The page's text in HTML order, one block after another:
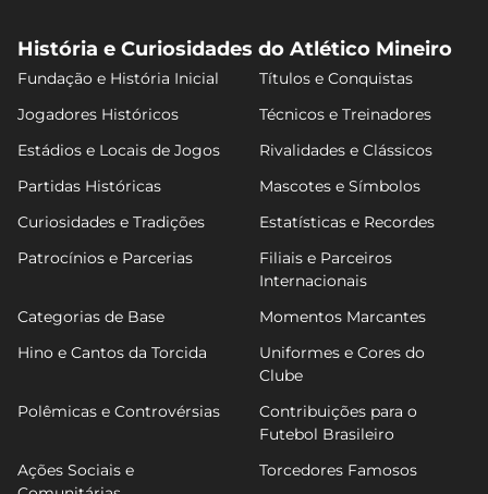
História e Curiosidades do Atlético Mineiro
Fundação e História Inicial
Títulos e Conquistas
Jogadores Históricos
Técnicos e Treinadores
Estádios e Locais de Jogos
Rivalidades e Clássicos
Partidas Históricas
Mascotes e Símbolos
Curiosidades e Tradições
Estatísticas e Recordes
Patrocínios e Parcerias
Filiais e Parceiros
Internacionais
Categorias de Base
Momentos Marcantes
Hino e Cantos da Torcida
Uniformes e Cores do
Clube
Polêmicas e Controvérsias
Contribuições para o
Futebol Brasileiro
Ações Sociais e
Torcedores Famosos